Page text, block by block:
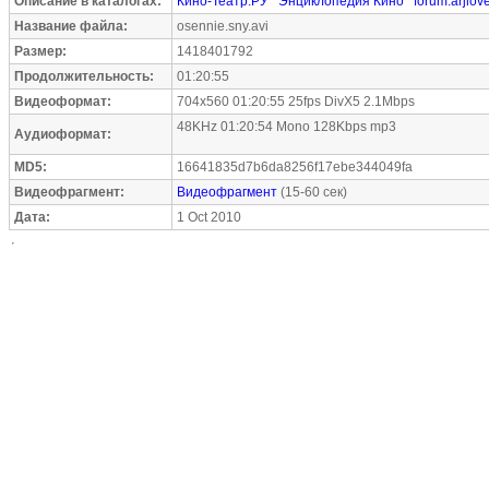
Название файла:
osennie.sny.avi
Размер:
1418401792
Продолжительность:
01:20:55
Видеоформат:
704x560 01:20:55 25fps DivX5 2.1Mbps
Аудиоформат: 48KHz 01:20:54 Mono 128Kbps mp3
MD5:
16641835d7b6da8256f17ebe344049fa
Видеофрагмент:
Видеофрагмент (15-60 сек)
Дата:
1 Oct 2010